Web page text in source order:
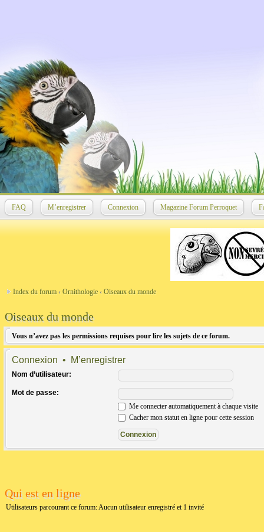
FAQ M’enregistrer Connexion Magazine Forum Perroquet
Index du forum ‹ Ornithologie ‹ Oiseaux du monde
Oiseaux du monde
Vous n’avez pas les permissions requises pour lire les sujets de ce forum.
Connexion • M’enregistrer
Nom d’utilisateur:
Mot de passe:
Me connecter automatiquement à chaque visite
Cacher mon statut en ligne pour cette session
Qui est en ligne
Utilisateurs parcourant ce forum: Aucun utilisateur enregistré et 1 invité